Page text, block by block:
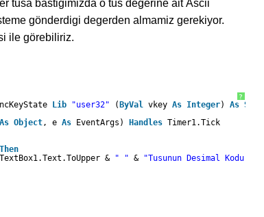
tusa bastigimizda o tus degerine ait Ascii
gönderdigi degerden almamiz gerekiyor.
ile görebiliriz.
?
Lib "user32" (ByVal vkey As Integer) As Short
As Object , e As EventArgs) Handles Timer1.Tick
Then
&
" " & "Tusunun Desimal Kodu :"